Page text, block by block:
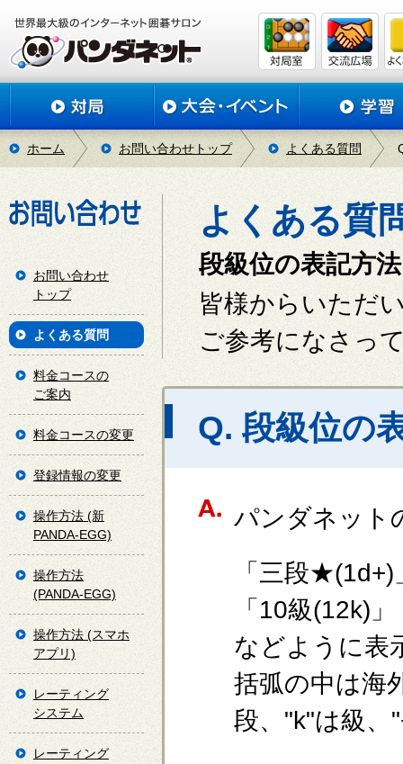
ホーム お問い合わせトップ よくある質問
よくある質
段級位の表記方
皆様からいただ
ご参考になさっ
Q. 段級位の
パンダネット
「三段★(1d+)
「10級(12k)」
などように表
括弧の中は海
段、"k"は級
お問い合わせ
トップ
よくある質問
料金コースの
ご案内
料金コースの変更
登録情報の変更
操作方法 (新
PANDA-EGG)
操作方法
(PANDA-EGG)
操作方法 (スマホ
アプリ)
レーティング
システム
レーティング